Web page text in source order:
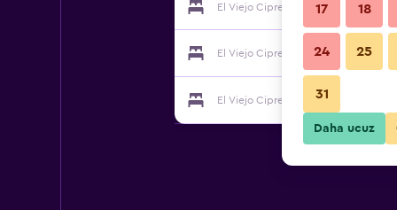
El Viejo Cipres tedarikçisi
El Viejo Cipres tedarikçisi
El Viejo Cipres tedarikçisi
17 18
24 25
31
Daha ucuz